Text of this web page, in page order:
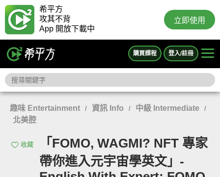
希平方
攻其不背
App 開放下載中
立即使用
購買課程 登入/註冊
趣味 Entertainment / 資訊 Info / 中級 Intermediate /
北美腔
收藏
「FOMO, WAGMI? NFT 專家
帶你進入元宇宙學英文」-